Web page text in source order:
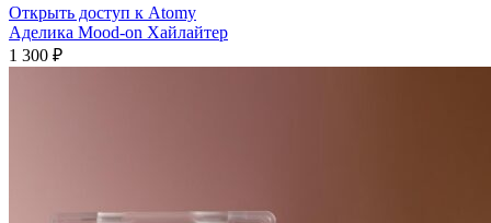
Открыть доступ к Atomy
Аделика Mood-on Хайлайтер
1 300 ₽